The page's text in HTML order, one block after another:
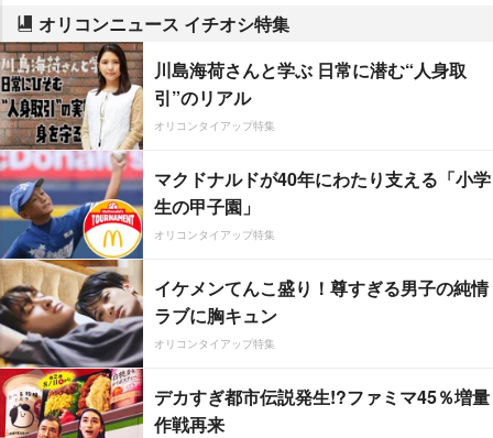
オリコンニュース イチオシ特集
川島海荷さんと学ぶ 日常に潜む“人身取
引”のリアル
オリコンタイアップ特集
マクドナルドが40年にわたり支える「小学
生の甲子園」
オリコンタイアップ特集
イケメンてんこ盛り！尊すぎる男子の純情
ラブに胸キュン
オリコンタイアップ特集
デカすぎ都市伝説発生!?ファミマ45％増量
作戦再来